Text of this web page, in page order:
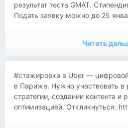
результат теста GMAT.
Подать заявку можно до 25
Читать
#стажировка в Uber —
в Париже. Нужно участвовать в
стратегии, создании контента и
оптимизацией. Откликнуться: